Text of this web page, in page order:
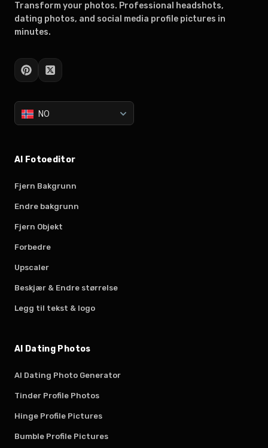
Transform your photos. Professional headshots,
dating photos, and social media profile pictures in
minutes.
NO
AI Fotoeditor
Fjern Bakgrunn
Endre bakgrunn
Fjern Objekt
Forbedre
Upscaler
Beskjær & Endre størrelse
Legg til tekst & logo
AI Dating Photos
AI Dating Photo Generator
Tinder Profile Photos
Hinge Profile Pictures
Bumble Profile Pictures